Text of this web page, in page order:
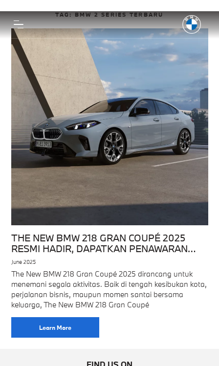
TAG:BMW 2 SERIES TERBARU
THE NEW BMW 218 GRAN COUPÉ 2025
RESMI HADIR, DAPATKAN PENAWARAN
SPESIAL
June 2025
The New BMW 218 Gran Coupé 2025 dirancang untuk
menemani segala aktivitas. Baik di tengah kesibukan kota,
perjalanan bisnis, maupun momen santai bersama
keluarga, The New BMW 218 Gran Coupé
Learn More